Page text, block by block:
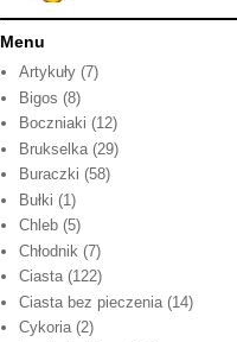
Menu
Artykuły (7)
Bigos (8)
Boczniaki (12)
Brukselka (29)
Buraczki (58)
Bułki (1)
Chleb (5)
Chłodnik (7)
Ciasta (122)
Ciasta bez pieczenia (14)
Cykoria (2)